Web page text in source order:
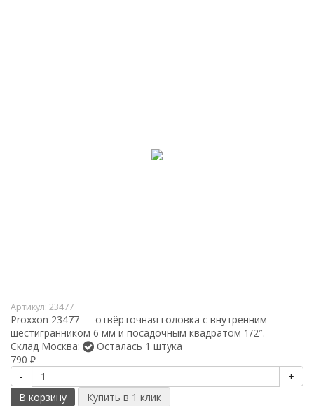
Артикул: 23477
Proxxon 23477 — отвёрточная головка с внутренним
шестигранником 6 мм и посадочным квадратом 1/2″.
Склад Москва:
Осталась 1 штука
790 ₽
-
+
В корзину